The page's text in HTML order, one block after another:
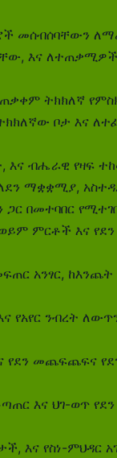
መሰብሰባቸውን
እና
ትክክለኛ
ቦታ እና
ብሔራዊ የዛፍ
ማቋቋሚያ,
በመተባበር
ምርቶች እና
አንፃር,
የአየር ንብረት
መጨፍጨፍና
እና ህገ-ወጥ
እና የስነ-